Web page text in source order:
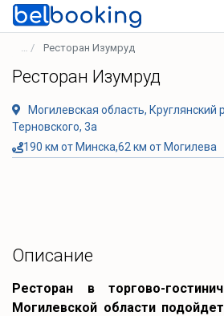
Ресторан Изумруд
Ресторан Изумруд
Могилевская область, Круглянский
Терновского, 3а
190 км от Минска,62 км от Могилева
Описание
Ресторан в торгово-
Могилевской области